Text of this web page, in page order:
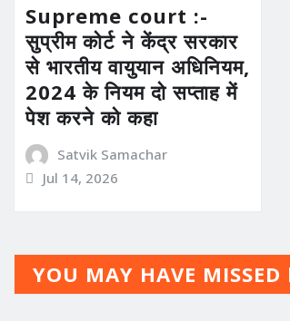
Supreme court :-
सुप्रीम कोर्ट ने केंद्र सरकार
से भारतीय वायुयान अधिनियम,
2024 के नियम दो सप्ताह में
पेश करने को कहा
Satvik Samachar
Jul 14, 2026
YOU MAY HAVE MISSED